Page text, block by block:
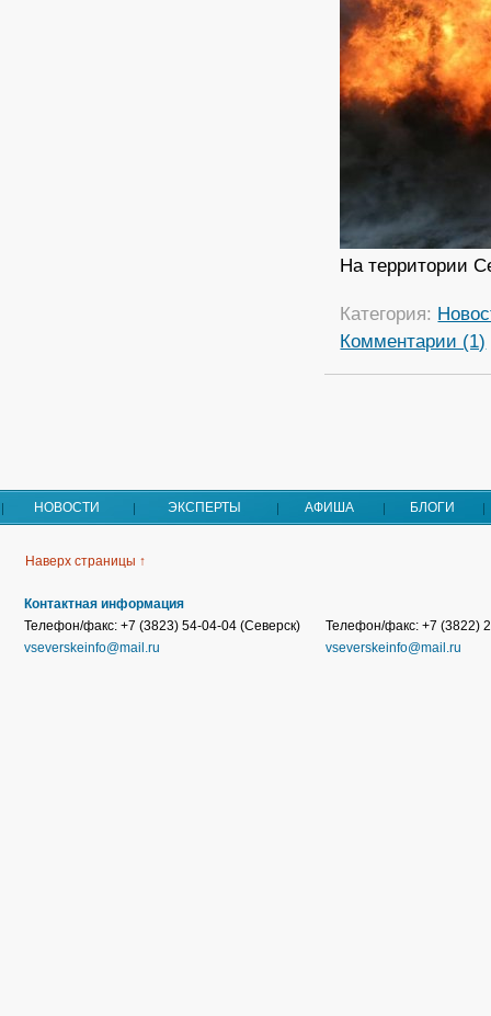
На территории
Категория:
Комментарии (1)
НОВОСТИ ЭКСПЕРТЫ АФИША БЛОГИ
Наверх страницы ↑
Контактная информация
Телефон/факс: +7 (3823) 54-04-04 (Северск)
vseverskeinfo@mail.ru
Телефон/факс: +7 (3822)
vseverskeinfo@mail.ru